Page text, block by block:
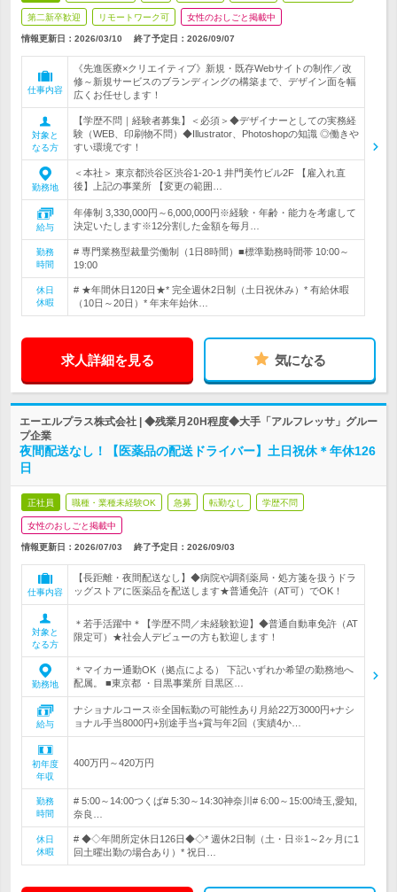
第二新卒歓迎 リモートワーク可 女性のおしごと掲載中
情報更新日：2026/03/10 終了予定日： 2026/09/07
仕事内容
《先進医療×クリエイティブ》新規・既存Webサイトの制作／改
修～新規サービスのブランディングの構築まで、デザイン面を幅
広くお任せします！
対象と
なる方
【学歴不問｜経験者募集】＜必須＞◆デザイナーとしての実務経
験（WEB、印刷物不問）◆Illustrator、Photoshopの知識 ◎働きや
すい環境です！
勤務地
＜本社＞ 東京都渋谷区渋谷1-20-1 井門美竹ビル2F 【雇入れ直
後】上記の事業所 【変更の範囲…
給与
年俸制 3,330,000円～6,000,000円※経験・年齢・能力を考慮して
決定いたします※12分割した金額を毎月…
勤務
時間
# 専門業務型裁量労働制（1日8時間）■標準勤務時間帯 10:00～
19:00
休日
休暇
# ★年間休日120日★* 完全週休2日制（土日祝休み）* 有給休暇
（10日～20日）* 年末年始休…
求人詳細を見る 気になる
エーエルプラス株式会社 | ◆残業月20H程度◆大手「アルフレッサ」グルー
プ企業
夜間配送なし！【医薬品の配送ドライバー】土日祝休＊年休126
日
正社員 職種・業種未経験OK 急募 転勤なし 学歴不問
女性のおしごと掲載中
情報更新日：2026/07/03 終了予定日： 2026/09/03
仕事内容
【長距離・夜間配送なし】◆病院や調剤薬局・処方箋を扱うドラ
ッグストアに医薬品を配送します★普通免許（AT可）でOK！
対象と
なる方
＊若手活躍中＊【学歴不問／未経験歓迎】◆普通自動車免許（AT
限定可）★社会人デビューの方も歓迎します！
勤務地
＊マイカー通勤OK（拠点による） 下記いずれか希望の勤務地へ
配属。 ■東京都 ・目黒事業所 目黒区…
給与
ナショナルコース※全国転勤の可能性あり月給22万3000円+ナシ
ョナル手当8000円+別途手当+賞与年2回（実績4か…
初年度
年収
400万円～420万円
勤務
時間
# 5:00～14:00つくば# 5:30～14:30神奈川# 6:00～15:00埼玉,愛知,
奈良…
休日
休暇
# ◆◇年間所定休日126日◆◇* 週休2日制（土・日※1～2ヶ月に1
回土曜出勤の場合あり）* 祝日…